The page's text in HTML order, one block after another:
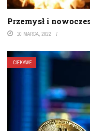
Przemysł i
10 MARCA, 2022
CIEKAWE